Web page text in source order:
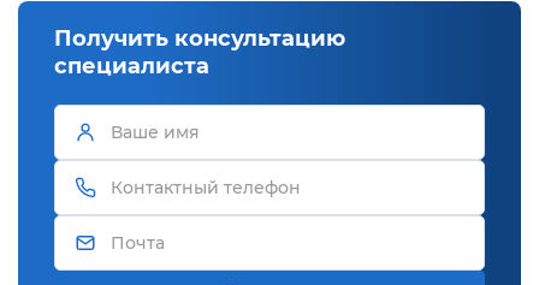
Получить консультацию
специалиста